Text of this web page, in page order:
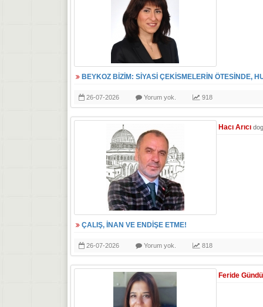
BEYKOZ BİZİM: SİYASİ ÇEKİSMELERİN ÖTESİNDE,
26-07-2026 Yorum yok. 918
Hacı Arıcı
ÇALIŞ, İNAN VE ENDİŞE ETME!
26-07-2026 Yorum yok. 818
Feride